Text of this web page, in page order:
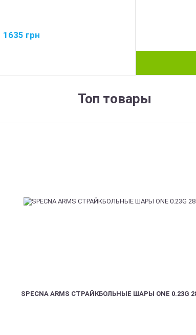
1635 грн
Топ товары
SPECNA ARMS СТРАЙКБОЛЬНЫЕ ШАРЫ ONE 0.23G